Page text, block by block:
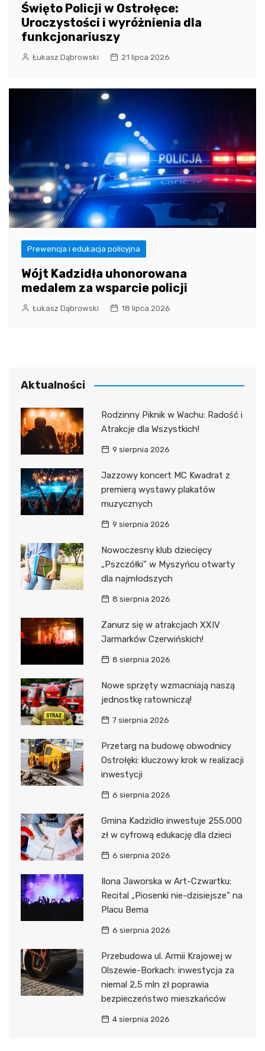
Święto Policji w Ostrołęce:
Uroczystości i wyróżnienia dla
funkcjonariuszy
Łukasz Dąbrowski 21 lipca 2026
Prewencja i edukacja policyjna
Wójt Kadzidła uhonorowana
medalem za wsparcie policji
Łukasz Dąbrowski 18 lipca 2026
Aktualności
Rodzinny Piknik w Wachu: Radość i
Atrakcje dla Wszystkich!
9 sierpnia 2026
Jazzowy koncert MC Kwadrat z
premierą wystawy plakatów
muzycznych
9 sierpnia 2026
Nowoczesny klub dziecięcy
„Pszczółki” w Myszyńcu otwarty
dla najmłodszych
8 sierpnia 2026
Zanurz się w atrakcjach XXIV
Jarmarków Czerwińskich!
8 sierpnia 2026
Nowe sprzęty wzmacniają naszą
jednostkę ratowniczą!
7 sierpnia 2026
Przetarg na budowę obwodnicy
Ostrołęki: kluczowy krok w realizacji
inwestycji
6 sierpnia 2026
Gmina Kadzidło inwestuje 255.000
zł w cyfrową edukację dla dzieci
6 sierpnia 2026
Ilona Jaworska w Art-Czwartku:
Recital „Piosenki nie-dzisiejsze” na
Placu Bema
6 sierpnia 2026
Przebudowa ul. Armii Krajowej w
Olszewie-Borkach: inwestycja za
niemal 2,5 mln zł poprawia
bezpieczeństwo mieszkańców
4 sierpnia 2026